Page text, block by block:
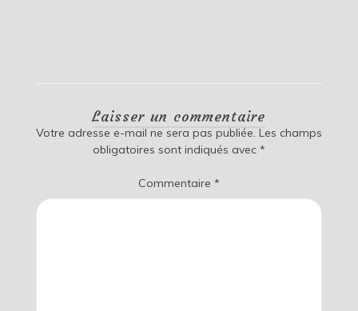
Laisser un commentaire
Votre adresse e-mail ne sera pas publiée. Les champs
obligatoires sont indiqués avec *
Commentaire *